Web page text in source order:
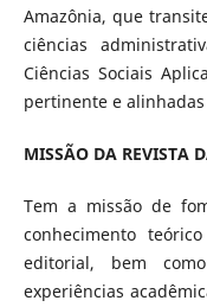
Amazônia, que
ciências
Ciências Sociais
pertinente e
MISSÃO DA REVISTA
Tem a missão de
conhecimento
editorial, bem
experiências